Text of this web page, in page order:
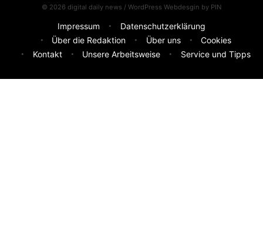
© 2026 digital daily news / WordPress Webdesgin by PIN
Impressum
Datenschutzerklärung
Über die Redaktion
Über uns
Cookies
Kontakt
Unsere Arbeitsweise Service und Tipps